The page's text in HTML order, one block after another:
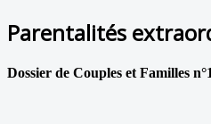
Parentalités
Dossier de Couples et Familles